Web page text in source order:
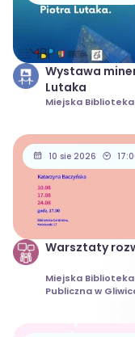
Wystawa
Lutaka
Miejska
10 sie 2026
Warsztaty
Miejska
Publiczna w